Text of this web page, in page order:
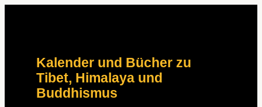
Kalender und Bücher zu
Tibet, Himalaya und
Buddhismus